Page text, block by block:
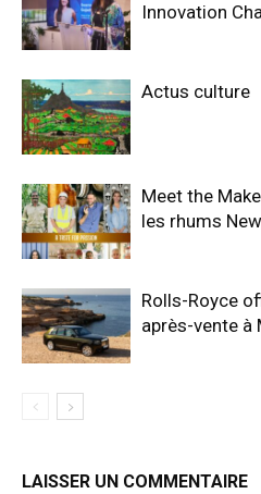
Innovation
Actus culture
Meet the
les rhums
Rolls-Royce
après-vente à
LAISSER UN COMMENTAIRE